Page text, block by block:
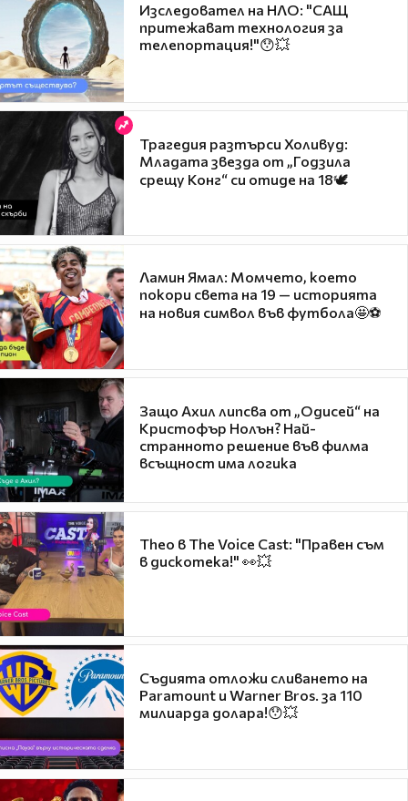
Изследовател на НЛО: "САЩ
притежават технология за
телепортация!"😯💥
Трагедия разтърси Холивуд:
Младата звезда от „Годзила
срещу Конг“ си отиде на 18🕊️
Ламин Ямал: Момчето, което
покори света на 19 — историята
на новия символ във футбола🤩⚽
Защо Ахил липсва от „Одисей“ на
Кристофър Нолън? Най-
странното решение във филма
всъщност има логика
Theo в The Voice Cast: "Правен съм
в дискотека!" 👀💥
Съдията отложи сливането на
Paramount и Warner Bros. за 110
милиарда долара!😯💥